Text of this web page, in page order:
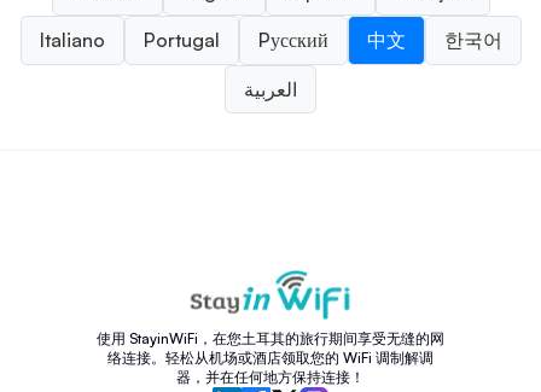
Italiano
Portugal Pусский 中文 한국어
العربية
使用 StayinWiFi，在您土耳其的旅行期间享受无缝的网
络连接。轻松从机场或酒店领取您的 WiFi 调制解调
器，并在任何地方保持连接！